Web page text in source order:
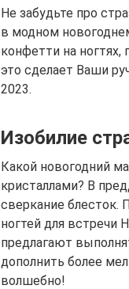
Не забудьте про
в модном
конфетти на ногтях,
это сделает Ваши
2023.
Изобилие
Какой новогодний
кристаллами? В
сверкание
ногтей для встречи
предлагают
дополнить более
волшебно!